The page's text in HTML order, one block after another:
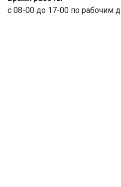
с 08-00 до 17-00 по рабочим